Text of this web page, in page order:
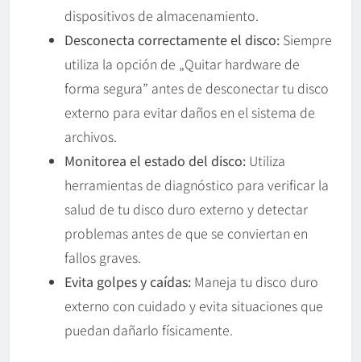
dispositivos de almacenamiento.
Desconecta correctamente el disco: Siempre
utiliza la opción de „Quitar hardware de
forma segura” antes de desconectar tu disco
externo para evitar daños en el sistema de
archivos.
Monitorea el estado del disco: Utiliza
herramientas de diagnóstico para verificar la
salud de tu disco duro externo y detectar
problemas antes de que se conviertan en
fallos graves.
Evita golpes y caídas: Maneja tu disco duro
externo con cuidado y evita situaciones que
puedan dañarlo físicamente.